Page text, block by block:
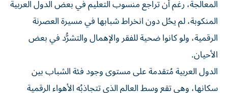
المعالجة، رغم أن تراجع منسوب التعليم في بعض الدول العربية
المنكوبة، لم يحُل دون انخراط شبابها في مسيرة العصرنة
الرقمية، ولو كانوا ضحية للفقر والإهمال والتشرُّد في بعض
الأحيان.
الدول العربية مُتقدمة على مستوى وجود فئة الشباب بين
سكانها، وهي تقع وسط العالم الذي تتجاذبُه الأهواء الرقمية